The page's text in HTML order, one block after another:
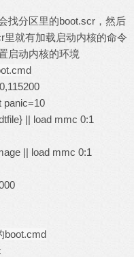
找分区里的boot.scr，然后
就有加载启动内核的命令
启动内核的环境
panic=10
|| load mmc 0:1
|| load mmc 0:1
boot.cmd